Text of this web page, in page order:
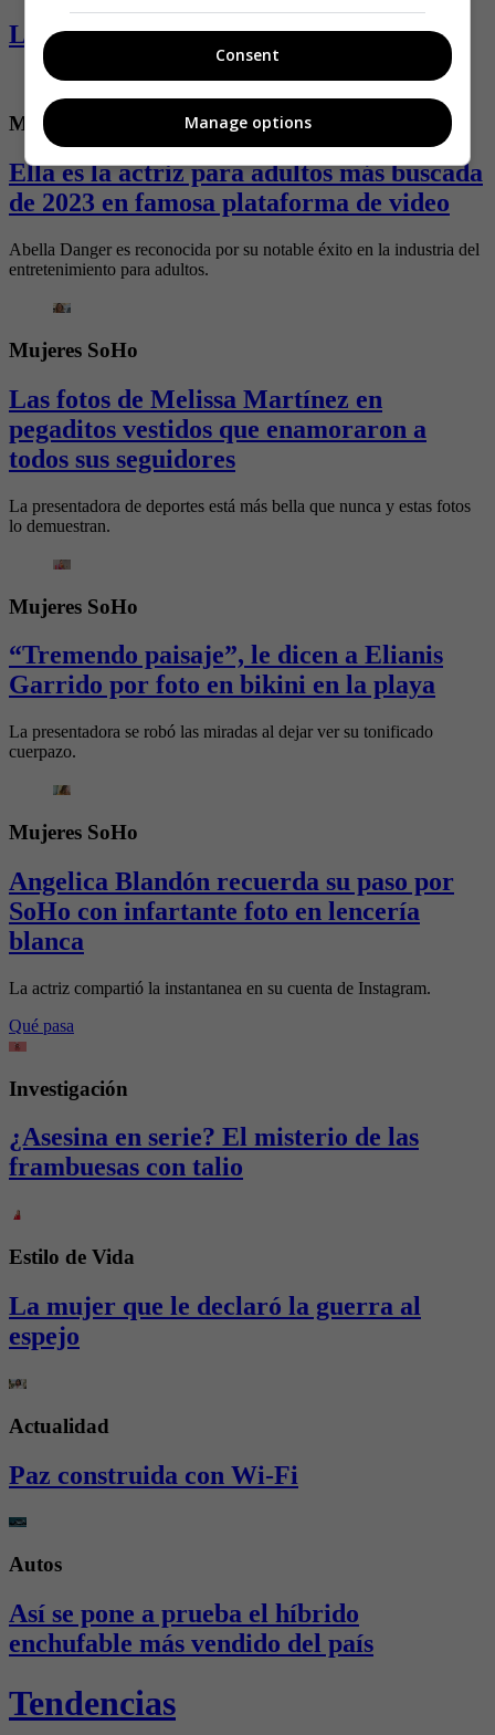
La Selección SoHo 2026
Mujeres SoHo
Ella es la actriz para adultos más buscada
de 2023 en famosa plataforma de video
Abella Danger es reconocida por su notable éxito en la industria del
entretenimiento para adultos.
Mujeres SoHo
Las fotos de Melissa Martínez en
pegaditos vestidos que enamoraron a
todos sus seguidores
La presentadora de deportes está más bella que nunca y estas fotos
lo demuestran.
Mujeres SoHo
“Tremendo paisaje”, le dicen a Elianis
Garrido por foto en bikini en la playa
La presentadora se robó las miradas al dejar ver su tonificado
cuerpazo.
Mujeres SoHo
Angelica Blandón recuerda su paso por
SoHo con infartante foto en lencería
blanca
La actriz compartió la instantanea en su cuenta de Instagram.
Qué pasa
Investigación
¿Asesina en serie? El misterio de las
frambuesas con talio
Estilo de Vida
La mujer que le declaró la guerra al
espejo
Actualidad
Paz construida con Wi-Fi
Autos
Así se pone a prueba el híbrido
enchufable más vendido del país
Tendencias
Consent
Manage options